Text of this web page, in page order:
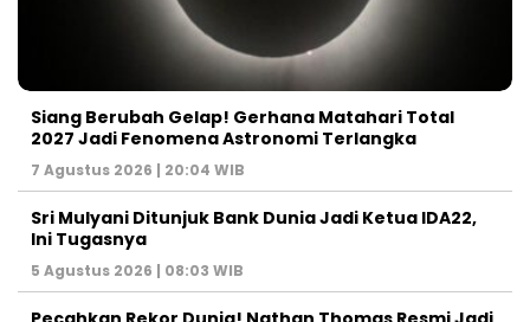
Siang Berubah Gelap! Gerhana Matahari Total
2027 Jadi Fenomena Astronomi Terlangka
7 Agustus 2026 | 20:04 WIB
Sri Mulyani Ditunjuk Bank Dunia Jadi Ketua IDA22,
Ini Tugasnya
5 Agustus 2026 | 08:03 WIB